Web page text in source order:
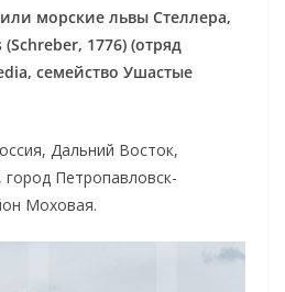
морские львы Стеллера,
1776) (отряд
семейство Ушастые
Дальний Восток,
Петропавловск-
Моховая.